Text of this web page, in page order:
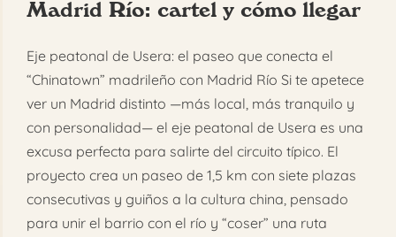
Madrid Río: cartel y cómo llegar
Eje peatonal de Usera: el paseo que conecta el
“Chinatown” madrileño con Madrid Río Si te apetece
ver un Madrid distinto —más local, más tranquilo y
con personalidad— el eje peatonal de Usera es una
excusa perfecta para salirte del circuito típico. El
proyecto crea un paseo de 1,5 km con siete plazas
consecutivas y guiños a la cultura china, pensado
para unir el barrio con el río y “coser” una ruta